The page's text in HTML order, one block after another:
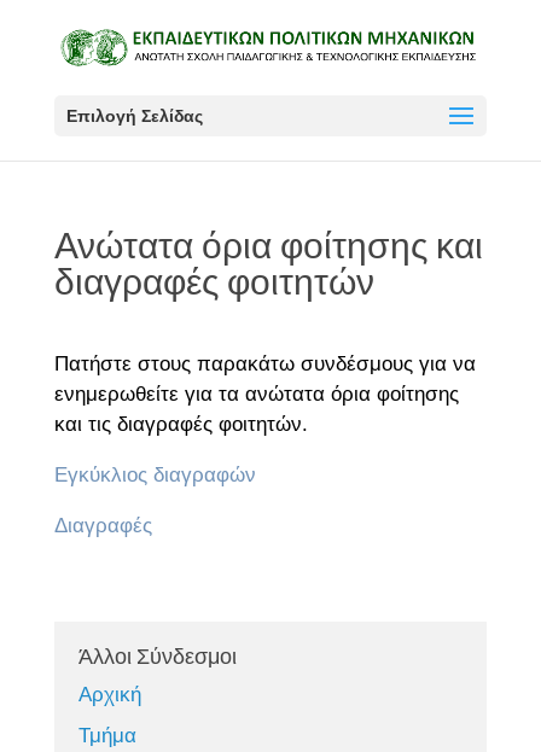
Επιλογή Σελίδας
Ανώτατα όρια φοίτησης και
διαγραφές φοιτητών
Πατήστε στους παρακάτω συνδέσμους για να
ενημερωθείτε για τα ανώτατα όρια φοίτησης
και τις διαγραφές φοιτητών.
Εγκύκλιος διαγραφών
Διαγραφές
Άλλοι Σύνδεσμοι
Αρχική
Τμήμα